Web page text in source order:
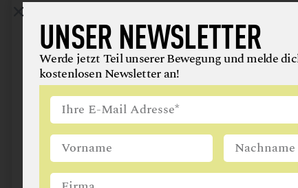
MILCH, MILCHERZEUGNISSE +
OBST
ÖLE + FETTE
PILZE + PILZERZEUGNISSE
SPEISEEIS
VEGETARISCHE + VEGANE
WEIN
UNSER NEWSLETTER
Werde jetzt Teil unserer Bewegung und melde
kostenlosen Newsletter an!